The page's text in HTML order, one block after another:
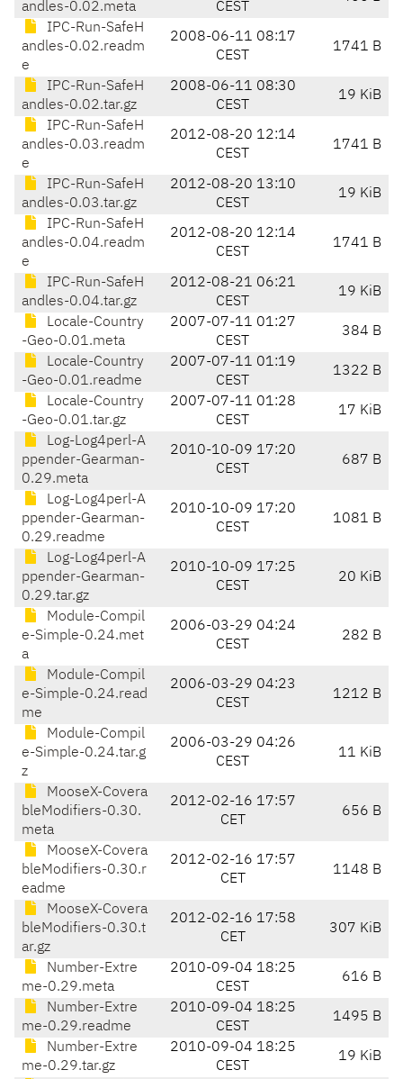
andles-0.02.meta CEST
IPC-Run-SafeH
andles-0.02.readm
e
2008-06-11 08:17
CEST
1741 B
IPC-Run-SafeH
andles-0.02.tar.gz
2008-06-11 08:30
CEST
19 KiB
IPC-Run-SafeH
andles-0.03.readm
e
2012-08-20 12:14
CEST
1741 B
IPC-Run-SafeH
andles-0.03.tar.gz
2012-08-20 13:10
CEST
19 KiB
IPC-Run-SafeH
andles-0.04.readm
e
2012-08-20 12:14
CEST
1741 B
IPC-Run-SafeH
andles-0.04.tar.gz
2012-08-21 06:21
CEST
19 KiB
Locale-Country
-Geo-0.01.meta
2007-07-11 01:27
CEST
384 B
Locale-Country
-Geo-0.01.readme
2007-07-11 01:19
CEST
1322 B
Locale-Country
-Geo-0.01.tar.gz
2007-07-11 01:28
CEST
17 KiB
Log-Log4perl-A
ppender-Gearman-
0.29.meta
2010-10-09 17:20
CEST
687 B
Log-Log4perl-A
ppender-Gearman-
0.29.readme
2010-10-09 17:20
CEST
1081 B
Log-Log4perl-A
ppender-Gearman-
0.29.tar.gz
2010-10-09 17:25
CEST
20 KiB
Module-Compil
e-Simple-0.24.met
a
2006-03-29 04:24
CEST
282 B
Module-Compil
e-Simple-0.24.read
me
2006-03-29 04:23
CEST
1212 B
Module-Compil
e-Simple-0.24.tar.g
z
2006-03-29 04:26
CEST
11 KiB
MooseX-Covera
bleModifiers-0.30.
meta
2012-02-16 17:57
CET
656 B
MooseX-Covera
bleModifiers-0.30.r
eadme
2012-02-16 17:57
CET
1148 B
MooseX-Covera
bleModifiers-0.30.t
ar.gz
2012-02-16 17:58
CET
307 KiB
Number-Extre
me-0.29.meta
2010-09-04 18:25
CEST
616 B
Number-Extre
me-0.29.readme
2010-09-04 18:25
CEST
1495 B
Number-Extre
me-0.29.tar.gz
2010-09-04 18:25
CEST
19 KiB